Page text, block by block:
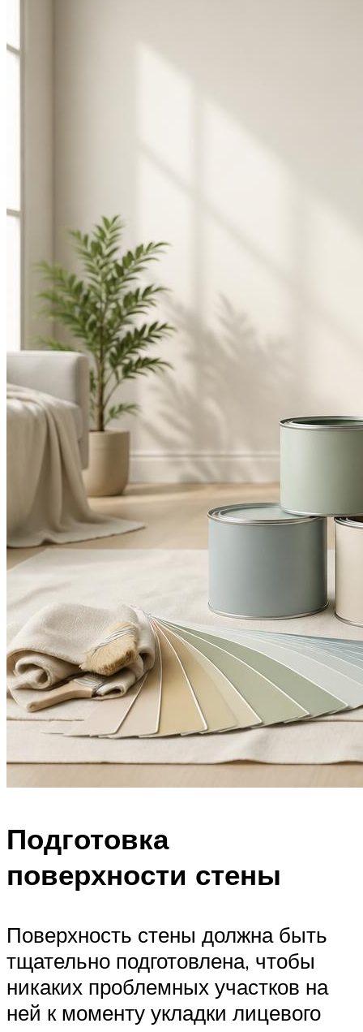
Подготовка
поверхности стены
Поверхность стены должна быть
тщательно подготовлена, чтобы
никаких проблемных участков на
ней к моменту укладки лицевого